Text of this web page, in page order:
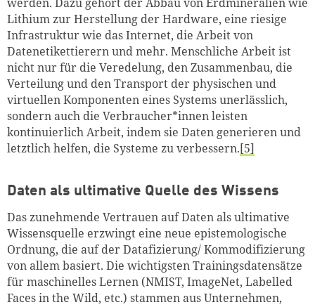
Lithium zur Herstellung der Hardware, eine riesige
Infrastruktur wie das Internet, die Arbeit von
Datenetikettierern und mehr. Menschliche Arbeit ist
nicht nur für die Veredelung, den Zusammenbau, die
Verteilung und den Transport der physischen und
virtuellen Komponenten eines Systems unerlässlich,
sondern auch die Verbraucher*innen leisten
kontinuierlich Arbeit, indem sie Daten generieren und
letztlich helfen, die Systeme zu verbessern.[5]
Daten als ultimative Quelle des Wissens
Das zunehmende Vertrauen auf Daten als ultimative
Wissensquelle erzwingt eine neue epistemologische
Ordnung, die auf der Datafizierung/ Kommodifizierung
von allem basiert. Die wichtigsten Trainingsdatensätze
für maschinelles Lernen (NMIST, ImageNet, Labelled
Faces in the Wild, etc.) stammen aus Unternehmen,